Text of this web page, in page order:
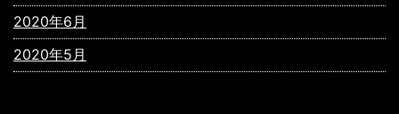
2020年6月
2020年5月